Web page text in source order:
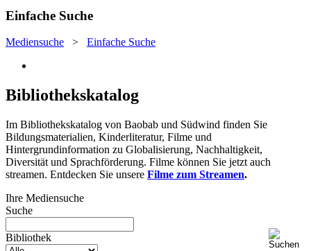
Einfache Suche
Mediensuche > Einfache Suche
Bibliothekskatalog
Im Bibliothekskatalog von Baobab und Südwind finden Sie
Bildungsmaterialien, Kinderliteratur, Filme und
Hintergrundinformation zu Globalisierung, Nachhaltigkeit,
Diversität und Sprachförderung. Filme können Sie jetzt auch
streamen. Entdecken Sie unsere Filme zum Streamen.
Ihre Mediensuche
Suche
Bibliothek